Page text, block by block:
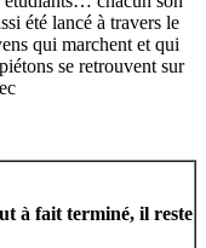
été lancé à travers le
qui marchent et qui
se retrouvent sur
à fait terminé, il reste